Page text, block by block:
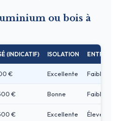
ou bois à
(INDICATIF) ISOLATION ENTRETIEN
€ Excellente Faible
€ Bonne Faible
€ Excellente Élevé